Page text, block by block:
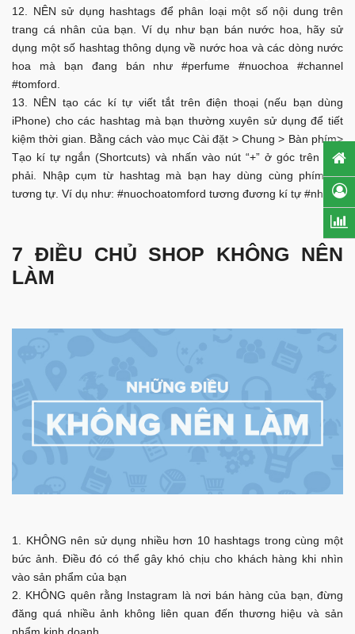
NÊN sử dụng hashtags để phân loại một số nội dung trên
trang cá nhân của bạn. Ví dụ như bạn bán nước hoa, hãy sử
dụng một số hashtag thông dụng về nước hoa và các dòng nước
hoa mà bạn đang bán như #perfume #nuochoa #channel
#tomford.
NÊN tạo các kí tự viết tắt trên điện thoại (nếu bạn dùng
iPhone) cho các hashtag mà bạn thường xuyên sử dụng để tiết
kiệm thời gian. Bằng cách vào mục Cài đặt > Chung > Bàn phím>
Tạo kí tự ngắn (Shortcuts) và nhấn vào nút “+” ở góc trên bên
phải. Nhập cụm từ hashtag mà bạn hay dùng cùng phím tắt
tương tự. Ví dụ như: #nuochoatomford tương đương kí tự #nhtf.
7 ĐIỀU CHỦ SHOP KHÔNG NÊN
LÀM
KHÔNG nên sử dụng nhiều hơn 10 hashtags trong cùng một
bức ảnh. Điều đó có thể gây khó chịu cho khách hàng khi nhìn
vào sản phẩm của bạn
KHÔNG quên rằng Instagram là nơi bán hàng của bạn, đừng
đăng quá nhiều ảnh không liên quan đến thương hiệu và sản
phẩm kinh doanh.